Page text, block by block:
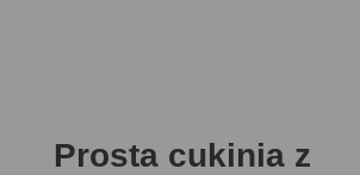
Prosta cukinia z